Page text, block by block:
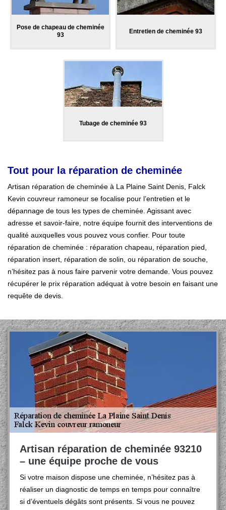
Pose de chapeau de cheminée
93
Entretien de cheminée 93
Tubage de cheminée 93
Tout pour la réparation de cheminée
Artisan réparation de cheminée à La Plaine Saint Denis, Falck
Kevin couvreur ramoneur se focalise pour l’entretien et le
dépannage de tous les types de cheminée. Agissant avec
adresse et savoir-faire, notre équipe fournit des interventions de
qualité auxquelles vous pouvez vous confier. Pour toute
réparation de cheminée : réparation chapeau, réparation pied,
réparation insert, réparation de solin, ou réparation de souche,
n’hésitez pas à nous faire parvenir votre demande. Vous pouvez
récupérer le prix réparation adéquat à votre besoin en faisant une
requête de devis.
Artisan réparation de cheminée 93210
– une équipe proche de vous
Si votre maison dispose une cheminée, n’hésitez pas à
réaliser un diagnostic de temps en temps pour connaître
si d’éventuels dégâts sont présents. Si vous ne pouvez